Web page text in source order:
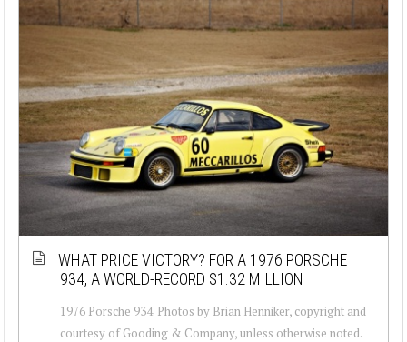
WHAT PRICE VICTORY? FOR A 1976 PORSCHE
934, A WORLD-RECORD $1.32 MILLION
1976 Porsche 934. Photos by Brian Henniker, copyright and
courtesy of Gooding & Company, unless otherwise noted.